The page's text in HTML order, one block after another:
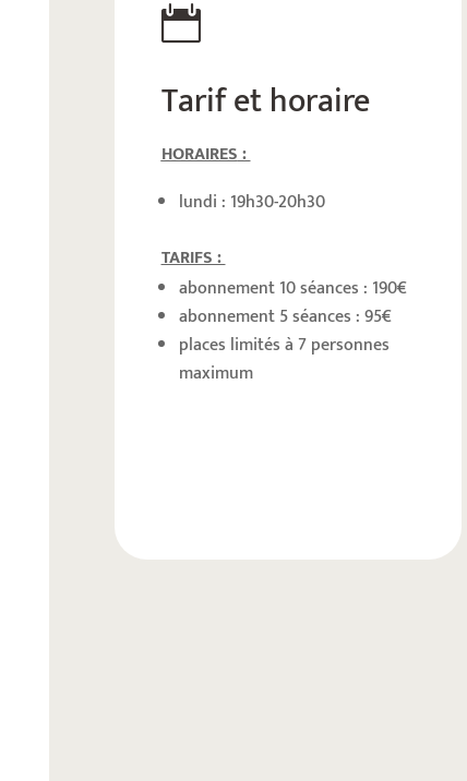

Tarif et horaire
HORAIRES:
lundi : 19h30-20h30
TARIFS :
abonnement 10 séances : 190€
abonnement 5 séances : 95€
places limités à 7 personnes
maximum